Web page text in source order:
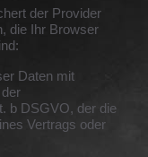
der Provider
die Ihr Browser
Daten mit
b DSGVO, der die
Vertrags oder